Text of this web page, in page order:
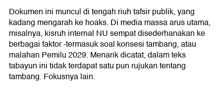
Dokumen ini muncul di tengah riuh tafsir publik, yang
kadang mengarah ke hoaks. Di media massa arus utama,
misalnya, kisruh internal NU sempat disederhanakan ke
berbagai faktor -termasuk soal konsesi tambang, atau
malahan Pemilu 2029. Menarik dicatat, dalam teks
tabayun ini tidak terdapat satu pun rujukan tentang
tambang. Fokusnya lain.